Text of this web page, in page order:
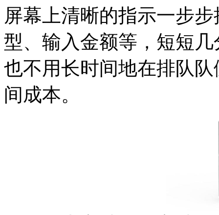
屏幕上清晰的指示一步
型、输入金额等，短短
也不用长时间地在排队
间成本。